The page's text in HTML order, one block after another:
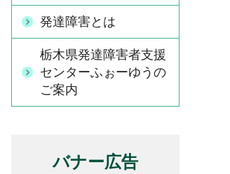
発達障害とは
栃木県発達障害者支援
センターふぉーゆうの
ご案内
バナー広告